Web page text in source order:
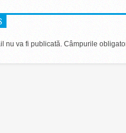
nu va fi publicată. Câmpurile